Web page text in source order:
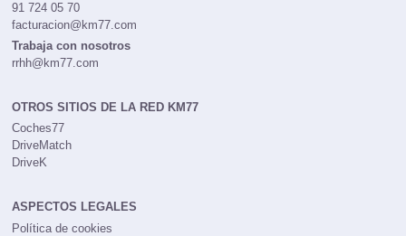
91 724 05 70
facturacion@km77.com
Trabaja con nosotros
rrhh@km77.com
OTROS SITIOS DE LA RED KM77
Coches77
DriveMatch
DriveK
ASPECTOS LEGALES
Política de cookies